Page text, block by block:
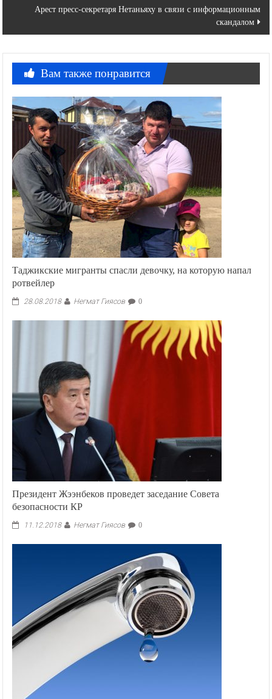
записямАрест пресс-секретаря Нетаньяху в связи с информационным
скандалом
Вам также понравится
Таджикские мигранты спасли девочку, на которую напал
ротвейлер
28.08.2018 Негмат Гиясов 0
Президент Жээнбеков проведет заседание Совета
безопасности КР
11.12.2018 Негмат Гиясов 0